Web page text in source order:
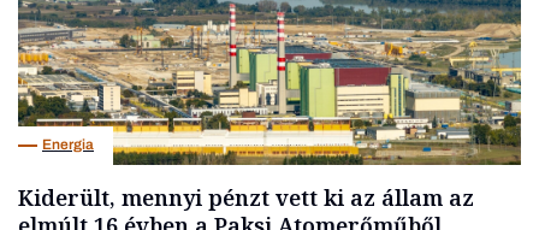
Energia
Kiderült, mennyi pénzt vett ki az állam az